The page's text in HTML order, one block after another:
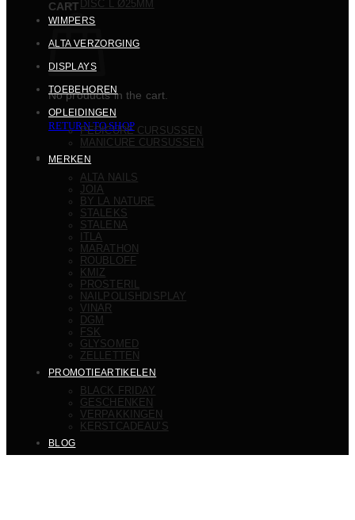
CART
No products in the cart.
RETURN TO SHOP
DISC L Ø25MM
WIMPERS
ALTA VERZORGING
DISPLAYS
TOEBEHOREN
OPLEIDINGEN
PEDICURE CURSUSSEN
MANICURE CURSUSSEN
MERKEN
ALTA NAILS
JOIA
BY LA NATURE
STALEKS
STALENA
ITLA
MARATHON
ROUBLOFF
KMIZ
PROSTERIL
NAILPOLISHDISPLAY
VINAR
DGM
FSK
GLYSOMED
ZELLETTEN
PROMOTIEARTIKELEN
BLACK FRIDAY
GESCHENKEN
VERPAKKINGEN
KERSTCADEAU’S
BLOG